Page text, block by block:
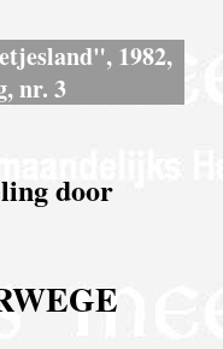
1982,
nr. 3
door